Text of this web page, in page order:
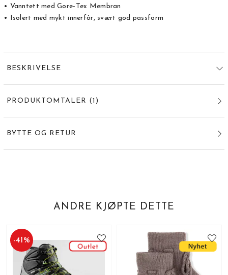
• Vanntett med Gore-Tex Membran
• Isolert med mykt innerfôr, svært god passform
BESKRIVELSE
PRODUKTOMTALER (1 )
BYTTE OG RETUR
ANDRE KJØPTE DETTE
-41 %